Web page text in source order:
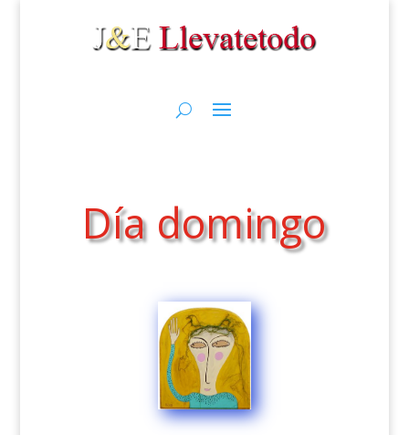
Día domingo